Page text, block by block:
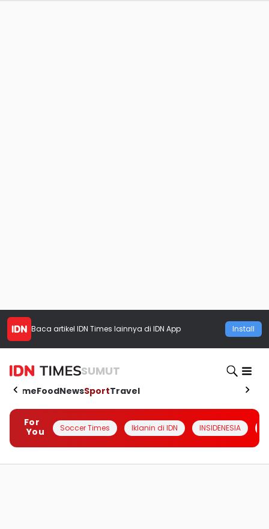
Baca artikel IDN Times lainnya di IDN App Install
SUMUT
HomeFoodNewsSportTravel
For
You
Soccer Times Iklanin di IDN INSIDENESIA